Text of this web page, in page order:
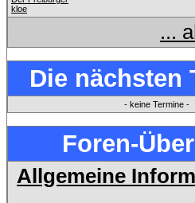
kloe
...
Die nächsten
- keine Termine -
Foren-
Allgemeine